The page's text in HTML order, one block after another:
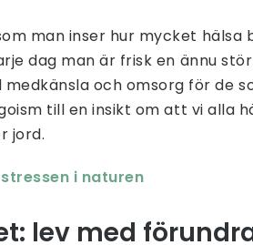
man inser hur mycket hälsa
dag man är frisk en ännu
och omsorg för de
till en insikt om att vi alla
jord.
i naturen
lev med